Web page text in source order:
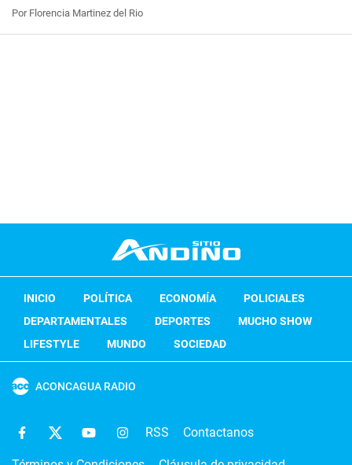
Por Florencia Martinez del Rio
INICIO POLÍTICA ECONOMÍA
POLICIALES
DEPARTAMENTALES
DEPORTES
MUCHO SHOW
LIFESTYLE
MUNDO SOCIEDAD
ACONCAGUA RADIO
RSS Contactanos